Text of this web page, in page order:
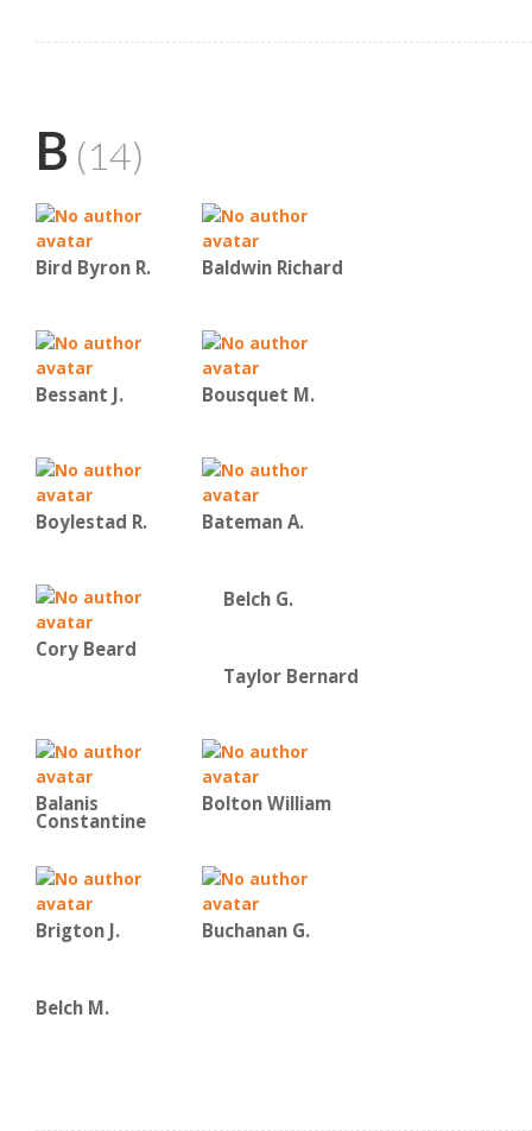
B (14)
Bird Byron R. Baldwin Richard
Bessant J. Bousquet M.
Boylestad R. Bateman Α.
Cory Beard
Belch G.
Taylor Bernard
Balanis
Constantine
Bolton William
Brigton J. Buchanan G.
Belch M.